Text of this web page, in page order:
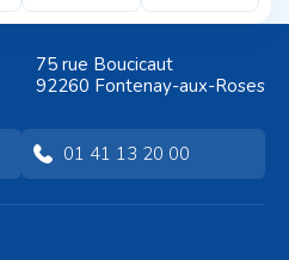
75 rue Boucicaut
92260 Fontenay-aux-Roses
01 41 13 20 00